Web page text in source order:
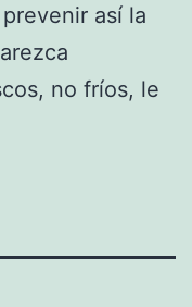
así la
no fríos, le